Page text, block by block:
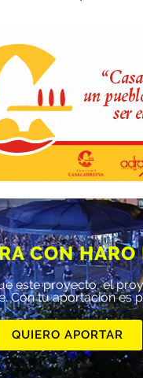
CON HARO
este proyecto, el
Con tu aportación es
QUIERO APORTAR